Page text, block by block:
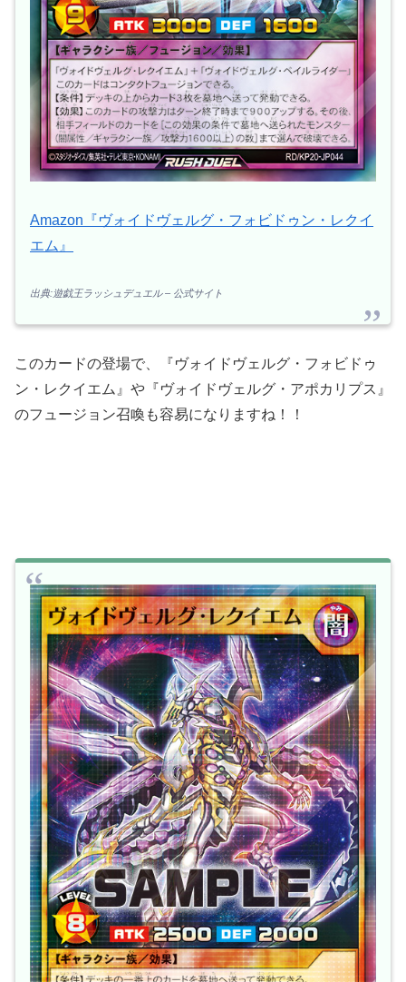
Amazon『ヴォイドヴェルグ・フォビドゥン・レクイ
エム』
出典:遊戯王ラッシュデュエル – 公式サイト
このカードの登場で、『ヴォイドヴェルグ・フォビドゥ
ン・レクイエム』や『ヴォイドヴェルグ・アポカリプス』
のフュージョン召喚も容易になりますね！！